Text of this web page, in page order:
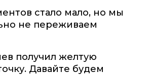
стало мало, но мы
не переживаем
получил желтую
Давайте будем